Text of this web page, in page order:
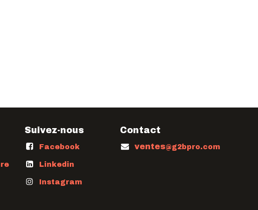
Suivez-nous
Facebook
Linkedin
Instagram
Contact
ventes@g2bpro.com